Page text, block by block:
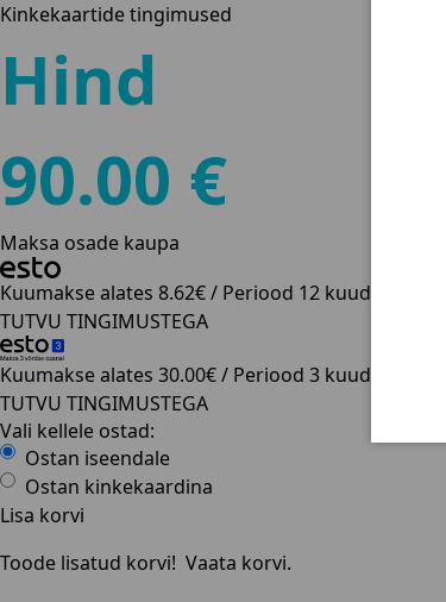
Kinkekaartide tingimused
Hind
90.00 €
Maksa osade kaupa
Kuumakse alates 8.62€/ Periood 12 kuud
TUTVU TINGIMUSTEGA
Kuumakse alates 30.00€/ Periood 3 kuud
TUTVU TINGIMUSTEGA
Vali kellele ostad:
Ostan iseendale
Ostan kinkekaardina
Lisa korvi
Toode lisatud korvi! Vaata korvi.